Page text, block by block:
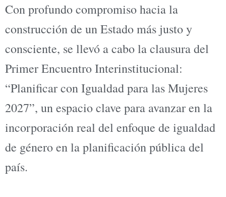
Con profundo compromiso hacia la
construcción de un Estado más justo y
consciente, se llevó a cabo la clausura del
Primer Encuentro Interinstitucional:
“Planificar con Igualdad para las Mujeres
2027”, un espacio clave para avanzar en la
incorporación real del enfoque de igualdad
de género en la planificación pública del
país.